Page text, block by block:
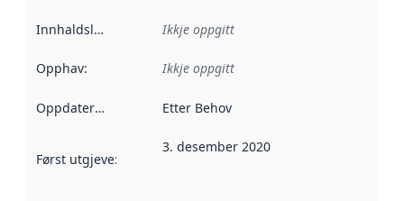
Innhaldsleverandørar :
Ikkje oppgitt
Opphav: Ikkje oppgitt
Oppdateringsfrekvens :
Etter Behov
Først utgjeve:
3. desember 2020